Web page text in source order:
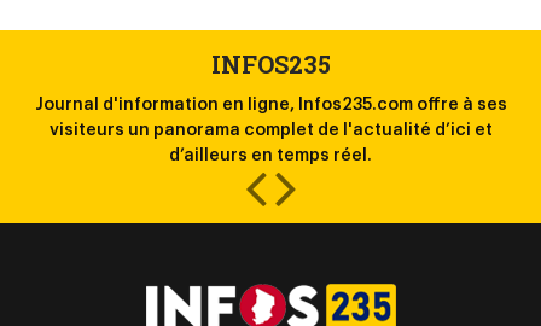
INFOS235
Journal d'information en ligne, Infos235.com offre à ses
visiteurs un panorama complet de l'actualité d’ici et
d’ailleurs en temps réel.